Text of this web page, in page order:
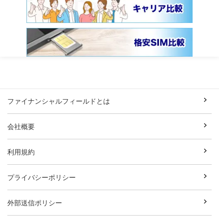
ファイナンシャルフィールドとは
会社概要
利用規約
プライバシーポリシー
外部送信ポリシー